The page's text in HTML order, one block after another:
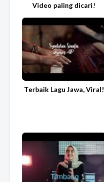
Video paling dicari!
Terbaik Lagu Jawa, Viral!